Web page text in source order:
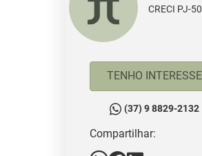
CRECI PJ-
TENHO INTERESSE
(37) 9 8829-2132
Compartilhar: